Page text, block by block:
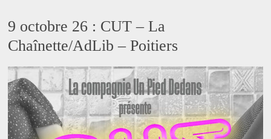
9 octobre 26 : CUT – La
Chaînette/AdLib – Poitiers